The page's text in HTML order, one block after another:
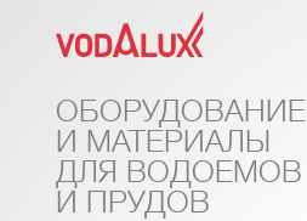
ОБОРУДОВАНИЕ
И МАТЕРИАЛЫ
ДЛЯ ВОДОЕМОВ
И ПРУДОВ